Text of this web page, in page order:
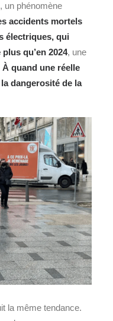
un phénomène
accidents mortels
électriques, qui
plus qu’en 2024, une
À quand une réelle
dangerosité de la
la même tendance.